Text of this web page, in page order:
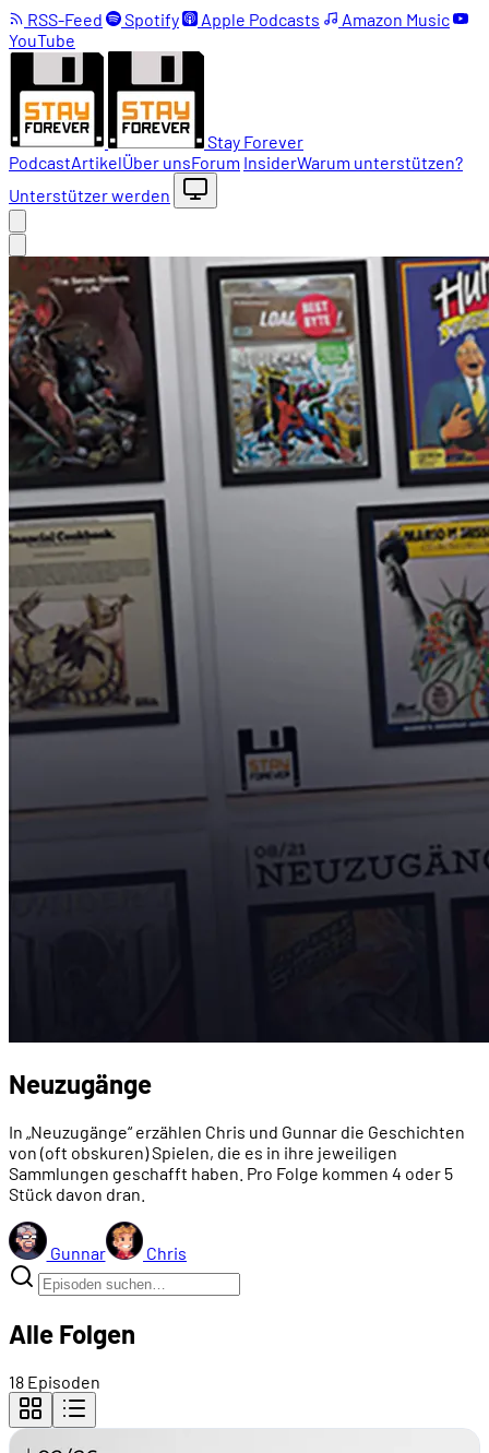
RSS-Feed Spotify Apple Podcasts
Amazon Music
YouTube
Stay Forever
PodcastArtikelÜber unsForum InsiderWarum unterstützen?
Unterstützer werden
Neuzugänge
In „Neuzugänge“ erzählen Chris und Gunnar die Geschichten
von (oft obskuren) Spielen, die es in ihre jeweiligen
Sammlungen geschafft haben. Pro Folge kommen 4 oder 5
Stück davon dran.
Gunnar Chris
Alle Folgen
18 Episoden